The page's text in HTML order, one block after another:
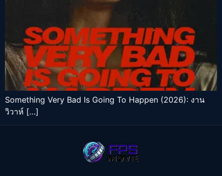
Something Very Bad Is Going To Happen (2026): งาน
วิวาห์ […]